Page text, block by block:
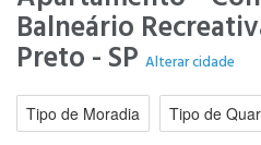
Balneário
Preto - SP Alterar cidade
Tipo de Moradia Tipo de